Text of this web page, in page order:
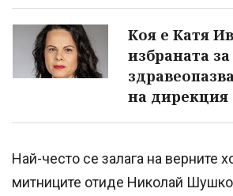
Коя е Катя
избраната
на дирекция
Най-често се залага на верните
митниците отиде Николай